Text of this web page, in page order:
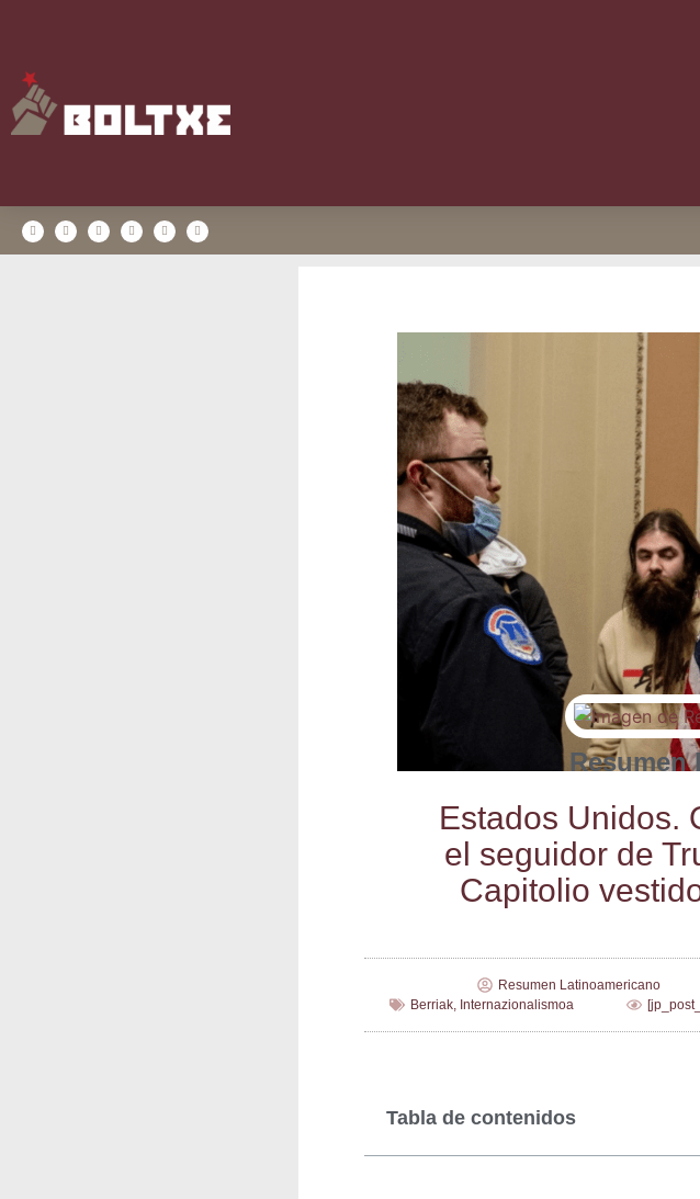
Resumen
Esta­dos Uni­dos.
el segui­dor de
Capi­to­lio
Resumen Latinoamericano
Berriak, Internazionalismoa
Tabla de contenidos